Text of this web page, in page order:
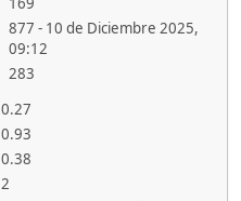
877 - 10 de Diciembre 2025,
09:12
283
0.27
0.93
0.38
2